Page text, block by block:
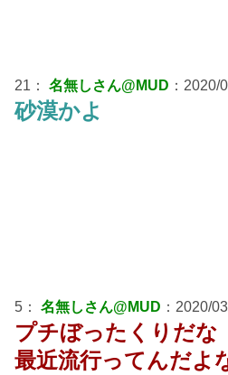
21： 名無しさん@MUD ：2020/
砂漠かよ
5： 名無しさん@MUD ：2020/
プチぼったくりだな
最近流行ってんだよ